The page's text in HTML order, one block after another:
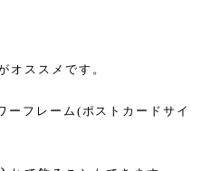
オススメです。
ーフレーム(ポストカードサイ